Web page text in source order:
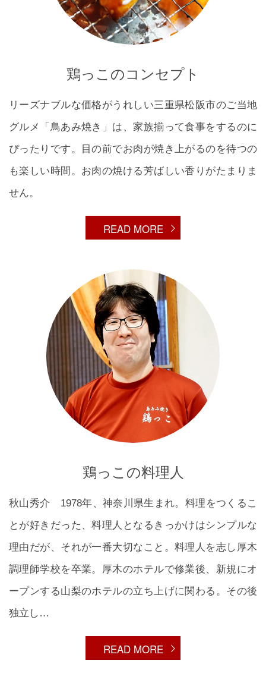
鶏っこのコンセプト
リーズナブルな価格がうれしい三重県松阪市のご当地
グルメ「鳥あみ焼き」は、家族揃って食事をするのに
ぴったりです。目の前でお肉が焼き上がるのを待つの
も楽しい時間。お肉の焼ける芳ばしい香りがたまりま
せん。
READ MORE
鶏っこの料理人
秋山秀介 1978年、神奈川県生まれ。料理をつくるこ
とが好きだった、料理人となるきっかけはシンプルな
理由だが、それが一番大切なこと。料理人を志し厚木
調理師学校を卒業。厚木のホテルで修業後、新規にオ
ープンする山梨のホテルの立ち上げに関わる。その後
独立し…
READ MORE